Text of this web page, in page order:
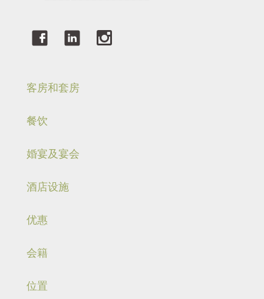
客房和套房
餐饮
婚宴及宴会
酒店设施
优惠
会籍
位置